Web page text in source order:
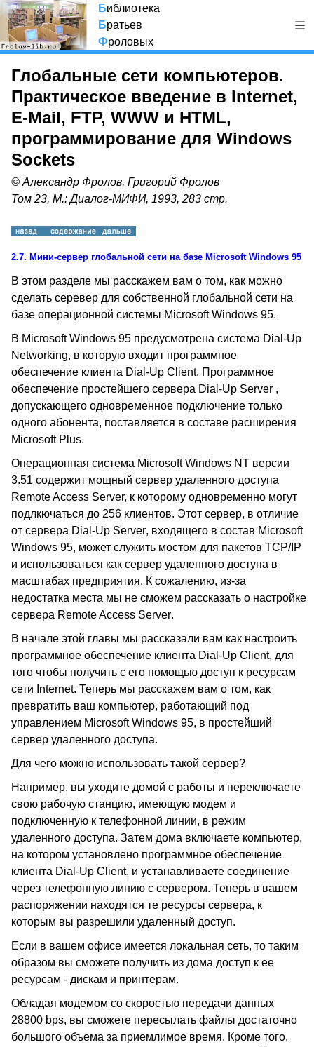
Библиотека
Братьев
Фроловых
Глобальные сети компьютеров.
Практическое введение в Internet,
E-Mail, FTP, WWW и HTML,
программирование для Windows
Sockets
© Александр Фролов, Григорий Фролов
Том 23, М.: Диалог-МИФИ, 1993, 283 стр.
2.7. Мини-сервер глобальной сети на базе Microsoft Windows 95
В этом разделе мы расскажем вам о том, как можно
сделать серевер для собственной глобальной сети на
базе операционной системы Microsoft Windows 95.
В Microsoft Windows 95 предусмотрена система Dial-Up
Networking, в которую входит программное
обеспечение клиента Dial-Up Client. Программное
обеспечение простейшего сервера Dial-Up Server ,
допускающего одновременное подключение только
одного абонента, поставляется в составе расширения
Microsoft Plus.
Операционная система Microsoft Windows NT версии
3.51 содержит мощный сервер удаленного доступа
Remote Access Server, к которому одновременно могут
подлкючаться до 256 клиентов. Этот сервер, в отличие
от сервера Dial-Up Server, входящего в состав Microsoft
Windows 95, может служить мостом для пакетов TCP/IP
и использоваться как сервер удаленного доступа в
масштабах предприятия. К сожалению, из-за
недостатка места мы не сможем рассказать о настройке
сервера Remote Access Server.
В начале этой главы мы рассказали вам как настроить
программное обеспечение клиента Dial-Up Client, для
того чтобы получить с его помощью доступ к ресурсам
сети Internet. Теперь мы расскажем вам о том, как
превратить ваш компьютер, работающий под
управлением Microsoft Windows 95, в простейший
сервер удаленного доступа.
Для чего можно использовать такой сервер?
Например, вы уходите домой с работы и переключаете
свою рабочую станцию, имеющую модем и
подключенную к телефонной линии, в режим
удаленного доступа. Затем дома включаете компьютер,
на котором установлено программное обеспечение
клиента Dial-Up Client, и устанавливаете соединение
через телефонную линию с сервером. Теперь в вашем
распоряжении находятся те ресурсы сервера, к
которым вы разрешили удаленный доступ.
Если в вашем офисе имеется локальная сеть, то таким
образом вы сможете получить из дома доступ к ее
ресурсам - дискам и принтерам.
Обладая модемом со скоростью передачи данных
28800 bps, вы сможете пересылать файлы достаточно
большого объема за приемлимое время. Кроме того,